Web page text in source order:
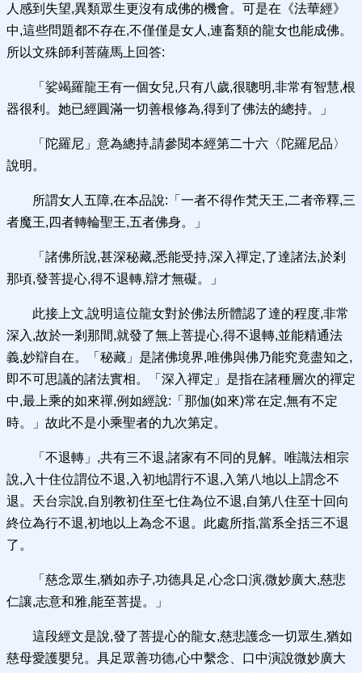
人感到失望,異類眾生更沒有成佛的機會。可是在《法華經》
中,這些問題都不存在,不僅僅是女人,連畜類的龍女也能成佛。
所以文殊師利菩薩馬上回答:
「娑竭羅龍王有一個女兒,只有八歲,很聰明,非常有智慧,根
器很利。她已經圓滿一切善根修為,得到了佛法的總持。」
「陀羅尼」意為總持,請參閱本經第二十六〈陀羅尼品〉
說明。
所謂女人五障,在本品說:「一者不得作梵天王,二者帝釋,三
者魔王,四者轉輪聖王,五者佛身。」
「諸佛所說,甚深秘藏,悉能受持,深入禪定,了達諸法,於剎
那頃,發菩提心,得不退轉,辯才無礙。」
此接上文,說明這位龍女對於佛法所體認了達的程度,非常
深入,故於一剎那間,就發了無上菩提心,得不退轉,並能精通法
義,妙辯自在。「秘藏」是諸佛境界,唯佛與佛乃能究竟盡知之,
即不可思議的諸法實相。「深入禪定」是指在諸種層次的禪定
中,最上乘的如來禪,例如經說:「那伽(如來)常在定,無有不定
時。」故此不是小乘聖者的九次第定。
「不退轉」,共有三不退,諸家有不同的見解。唯識法相宗
說,入十住位謂位不退,入初地謂行不退,入第八地以上謂念不
退。天台宗說,自別教初住至七住為位不退,自第八住至十回向
終位為行不退,初地以上為念不退。此處所指,當系全括三不退
了。
「慈念眾生,猶如赤子,功德具足,心念口演,微妙廣大,慈悲
仁讓,志意和雅,能至菩提。」
這段經文是說,發了菩提心的龍女,慈悲護念一切眾生,猶如
慈母愛護嬰兒。具足眾善功德,心中繫念、口中演說微妙廣大